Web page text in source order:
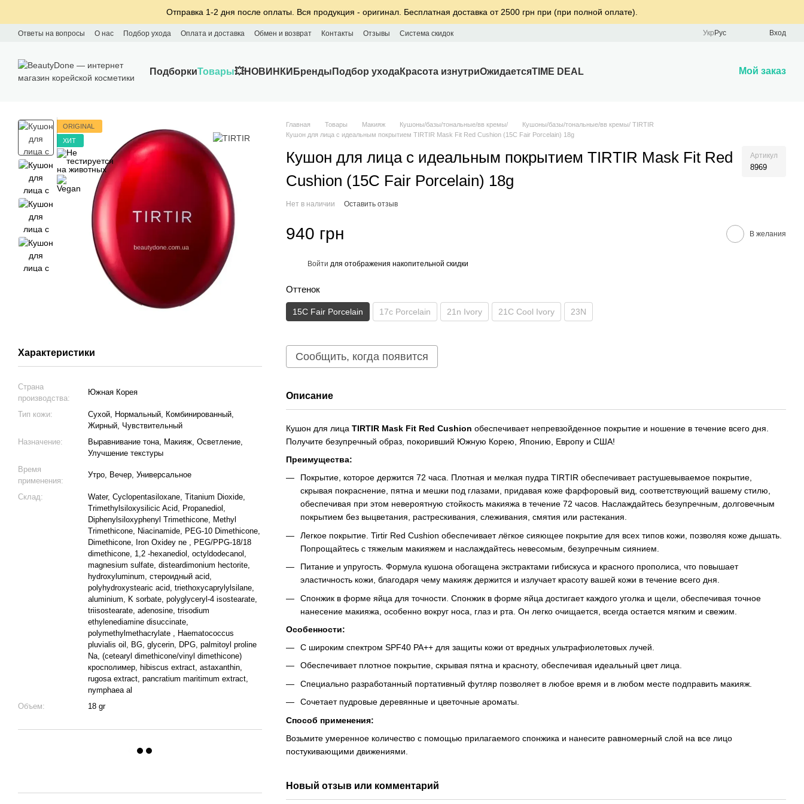
Отправка 1-2 дня после оплаты. Вся продукция - оригинал. Бесплатная доставка от 2500 грн при (при полной оплате).
Ответы на вопросы О нас Подбор ухода Оплата и доставка Обмен и возврат Контакты Отзывы Система скидок Укр Рус Вход
ПодборкиТовары💥НОВИНКИ Бренды Подбор уходаКрасота изнутриОжидаетсяTIME DEAL Мой заказ
ORIGINAL
ХИТ
Характеристики
Страна
производства:
Южная Корея
Тип кожи:
Сухой, Нормальный, Комбинированный,
Жирный, Чувствительный
Назначение:
Выравнивание тона, Макияж, Осветление,
Улучшение текстуры
Время
применения:
Утро, Вечер, Универсальное
Склад:
Water, Cyclopentasiloxane, Titanium Dioxide,
Trimethylsiloxysilicic Acid, Propanediol,
Diphenylsiloxyphenyl Trimethicone, Methyl
Trimethicone, Niacinamide, PEG-10 Dimethicone,
Dimethicone, Iron Oxidey ne , PEG/PPG-18/18
dimethicone, 1,2 -hexanediol, octyldodecanol,
magnesium sulfate, disteardimonium hectorite,
hydroxyluminum, стероидный acid,
polyhydroxystearic acid, triethoxycaprylylsilane,
aluminium, K sorbate, polyglyceryl-4 isostearate,
triisostearate, adenosine, trisodium
ethylenediamine disuccinate,
polymethylmethacrylate , Haematococcus
pluvialis oil, BG, glycerin, DPG, palmitoyl proline
Na, (cetearyl dimethicone/vinyl dimethicone)
кросполимер, hibiscus extract, astaxanthin,
rugosa extract, pancratium maritimum extract,
nymphaea al
Объем:
18 gr
Главная Товары Макияж Кушоны/базы/тональные/вв кремы/
Кушоны/базы/тональные/вв кремы/ TIRTIR
Кушон для лица с идеальным покрытием TIRTIR Mask Fit Red Cushion (15C Fair Porcelain) 18g
Кушон для лица с идеальным покрытием TIRTIR Mask Fit Red
Cushion (15C Fair Porcelain) 18g
Артикул
8969
Нет в наличии Оставить отзыв
940 грн В желания
Войти для отображения накопительной скидки
Оттенок
15C Fair Porcelain 17c Porcelain 21n Ivory 21C Cool Ivory 23N
Сообщить, когда появится
Описание
Кушон для лица TIRTIR Mask Fit Red Cushion обеспечивает непревзойденное покрытие и ношение в течение всего дня.
Получите безупречный образ, покоривший Южную Корею, Японию, Европу и США!
Преимущества:
Покрытие, которое держится 72 часа. Плотная и мелкая пудра TIRTIR обеспечивает растушевываемое покрытие,
скрывая покраснение, пятна и мешки под глазами, придавая коже фарфоровый вид, соответствующий вашему стилю,
обеспечивая при этом невероятную стойкость макияжа в течение 72 часов. Наслаждайтесь безупречным, долговечным
покрытием без выцветания, растрескивания, слеживания, смятия или растекания.
Легкое покрытие. Tirtir Red Cushion обеспечивает лёгкое сияющее покрытие для всех типов кожи, позволяя коже дышать.
Попрощайтесь с тяжелым макияжем и наслаждайтесь невесомым, безупречным сиянием.
Питание и упругость. Формула кушона обогащена экстрактами гибискуса и красного прополиса, что повышает
эластичность кожи, благодаря чему макияж держится и излучает красоту вашей кожи в течение всего дня.
Спонжик в форме яйца для точности. Спонжик в форме яйца достигает каждого уголка и щели, обеспечивая точное
нанесение макияжа, особенно вокруг носа, глаз и рта. Он легко очищается, всегда остается мягким и свежим.
Особенности:
С широким спектром SPF40 PA++ для защиты кожи от вредных ультрафиолетовых лучей.
Обеспечивает плотное покрытие, скрывая пятна и красноту, обеспечивая идеальный цвет лица.
Специально разработанный портативный футляр позволяет в любое время и в любом месте подправить макияж.
Сочетает пудровые деревянные и цветочные ароматы.
Способ применения:
Возьмите умеренное количество с помощью прилагаемого спонжика и нанесите равномерный слой на все лицо
постукивающими движениями.
Новый отзыв или комментарий